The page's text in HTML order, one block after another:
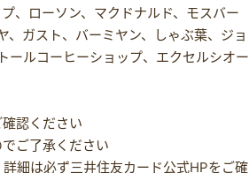
、ローソン、マクドナルド、モスバー
ガスト、バーミヤン、しゃぶ葉、ジョ
ールコーヒーショップ、エクセルシオー
認ください
ご了承ください
細は必ず三井住友カード公式HPをご確